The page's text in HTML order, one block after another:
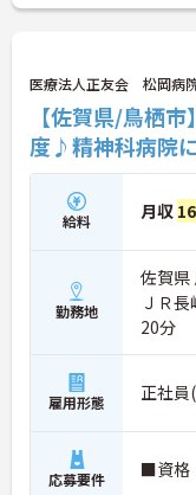
医療法人正友会 松岡病
【佐賀県/鳥栖
度♪精神科病院
給料 月収
勤務地
佐賀県
ＪＲ
20分
雇用形態 正社員
応募要件 ■資格